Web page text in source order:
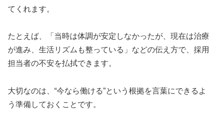
てくれます。
たとえば、「当時は体調が安定しなかったが、現在は治療
が進み、生活リズムも整っている」などの伝え方で、採用
担当者の不安を払拭できます。
大切なのは、“今なら働ける”という根拠を言葉にできるよ
う準備しておくことです。